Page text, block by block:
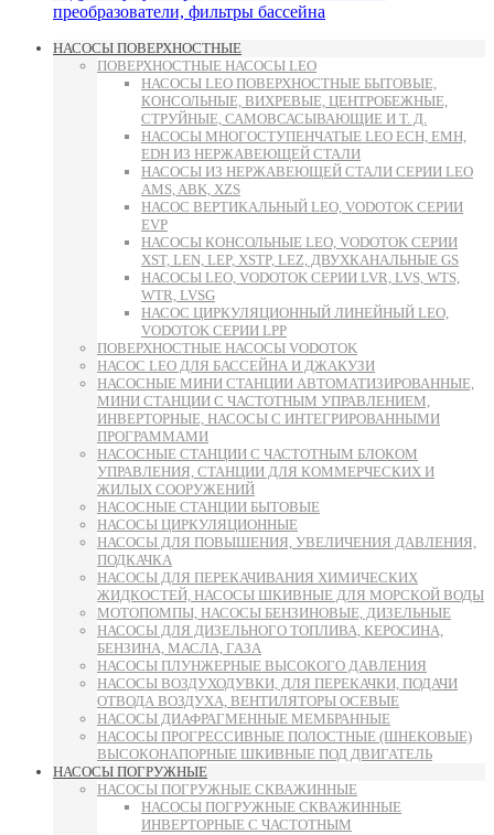
преобразователи, фильтры бассейна
НАСОСЫ ПОВЕРХНОСТНЫЕ
ПОВЕРХНОСТНЫЕ НАСОСЫ LEO
НАСОСЫ LEO ПОВЕРХНОСТНЫЕ БЫТОВЫЕ,
КОНСОЛЬНЫЕ, ВИХРЕВЫЕ, ЦЕНТРОБЕЖНЫЕ,
СТРУЙНЫЕ, САМОВСАСЫВАЮЩИЕ И Т. Д.
НАСОСЫ МНОГОСТУПЕНЧАТЫЕ LEO ECH, EMH,
EDH ИЗ НЕРЖАВЕЮЩЕЙ СТАЛИ
НАСОСЫ ИЗ НЕРЖАВЕЮЩЕЙ СТАЛИ СЕРИИ LEO
AMS, ABK, XZS
НАСОС ВЕРТИКАЛЬНЫЙ LEO, VODOTOK СЕРИИ
EVP
НАСОСЫ КОНСОЛЬНЫЕ LEO, VODOTOK СЕРИИ
XST, LEN, LEP, XSTP, LEZ, ДВУХКАНАЛЬНЫЕ GS
НАСОСЫ LEO, VODOTOK СЕРИИ LVR, LVS, WTS,
WTR, LVSG
НАСОС ЦИРКУЛЯЦИОННЫЙ ЛИНЕЙНЫЙ LEO,
VODOTOK СЕРИИ LPP
ПОВЕРХНОСТНЫЕ НАСОСЫ VODOTOK
НАСОС LEO ДЛЯ БАССЕЙНА И ДЖАКУЗИ
НАСОСНЫЕ МИНИ СТАНЦИИ АВТОМАТИЗИРОВАННЫЕ,
МИНИ СТАНЦИИ С ЧАСТОТНЫМ УПРАВЛЕНИЕМ,
ИНВЕРТОРНЫЕ, НАСОСЫ С ИНТЕГРИРОВАННЫМИ
ПРОГРАММАМИ
НАСОСНЫЕ СТАНЦИИ С ЧАСТОТНЫМ БЛОКОМ
УПРАВЛЕНИЯ, СТАНЦИИ ДЛЯ КОММЕРЧЕСКИХ И
ЖИЛЫХ СООРУЖЕНИЙ
НАСОСНЫЕ СТАНЦИИ БЫТОВЫЕ
НАСОСЫ ЦИРКУЛЯЦИОННЫЕ
НАСОСЫ ДЛЯ ПОВЫШЕНИЯ, УВЕЛИЧЕНИЯ ДАВЛЕНИЯ,
ПОДКАЧКА
НАСОСЫ ДЛЯ ПЕРЕКАЧИВАНИЯ ХИМИЧЕСКИХ
ЖИДКОСТЕЙ, НАСОСЫ ШКИВНЫЕ ДЛЯ МОРСКОЙ ВОДЫ
МОТОПОМПЫ, НАСОСЫ БЕНЗИНОВЫЕ, ДИЗЕЛЬНЫЕ
НАСОСЫ ДЛЯ ДИЗЕЛЬНОГО ТОПЛИВА, КЕРОСИНА,
БЕНЗИНА, МАСЛА, ГАЗА
НАСОСЫ ПЛУНЖЕРНЫЕ ВЫСОКОГО ДАВЛЕНИЯ
НАСОСЫ ВОЗДУХОДУВКИ, ДЛЯ ПЕРЕКАЧКИ, ПОДАЧИ
ОТВОДА ВОЗДУХА, ВЕНТИЛЯТОРЫ ОСЕВЫЕ
НАСОСЫ ДИАФРАГМЕННЫЕ МЕМБРАННЫЕ
НАСОСЫ ПРОГРЕССИВНЫЕ ПОЛОСТНЫЕ (ШНЕКОВЫЕ)
ВЫСОКОНАПОРНЫЕ ШКИВНЫЕ ПОД ДВИГАТЕЛЬ
НАСОСЫ ПОГРУЖНЫЕ
НАСОСЫ ПОГРУЖНЫЕ СКВАЖИННЫЕ
НАСОСЫ ПОГРУЖНЫЕ СКВАЖИННЫЕ
ИНВЕРТОРНЫЕ С ЧАСТОТНЫМ